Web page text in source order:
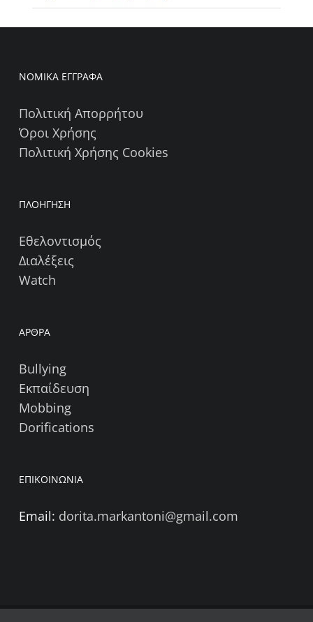
ΝΟΜΙΚΑ ΕΓΓΡΑΦΑ
Πολιτική Απορρήτου
Όροι Χρήσης
Πολιτική Χρήσης Cookies
ΠΛΟΗΓΗΣΗ
Εθελοντισμός
Διαλέξεις
Watch
ΑΡΘΡΑ
Bullying
Εκπαίδευση
Mobbing
Dorifications
ΕΠΙΚΟΙΝΩΝΙΑ
Email: dorita.markantoni@gmail.com